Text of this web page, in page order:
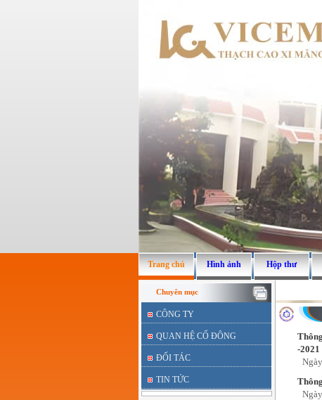
Trang chủ Hình ảnh Hộp thư
Chuyên mục
CÔNG TY
QUAN HỆ CỔ ĐÔNG
ĐỐI TÁC
TIN TỨC
-2021